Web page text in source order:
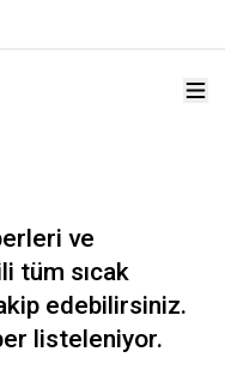
ve
tüm sıcak
edebilirsiniz.
listeleniyor.